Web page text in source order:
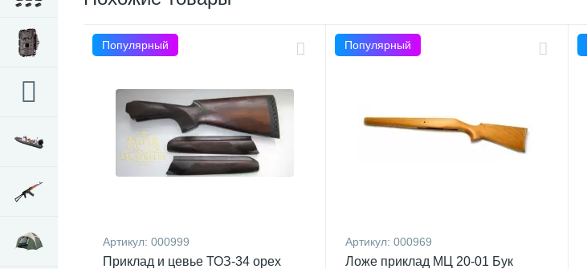
Популярный
Артикул: 000999
Приклад и цевье ТОЗ-34 орех
Популярный
Артикул: 000969
Ложе приклад МЦ 20-01 Бук